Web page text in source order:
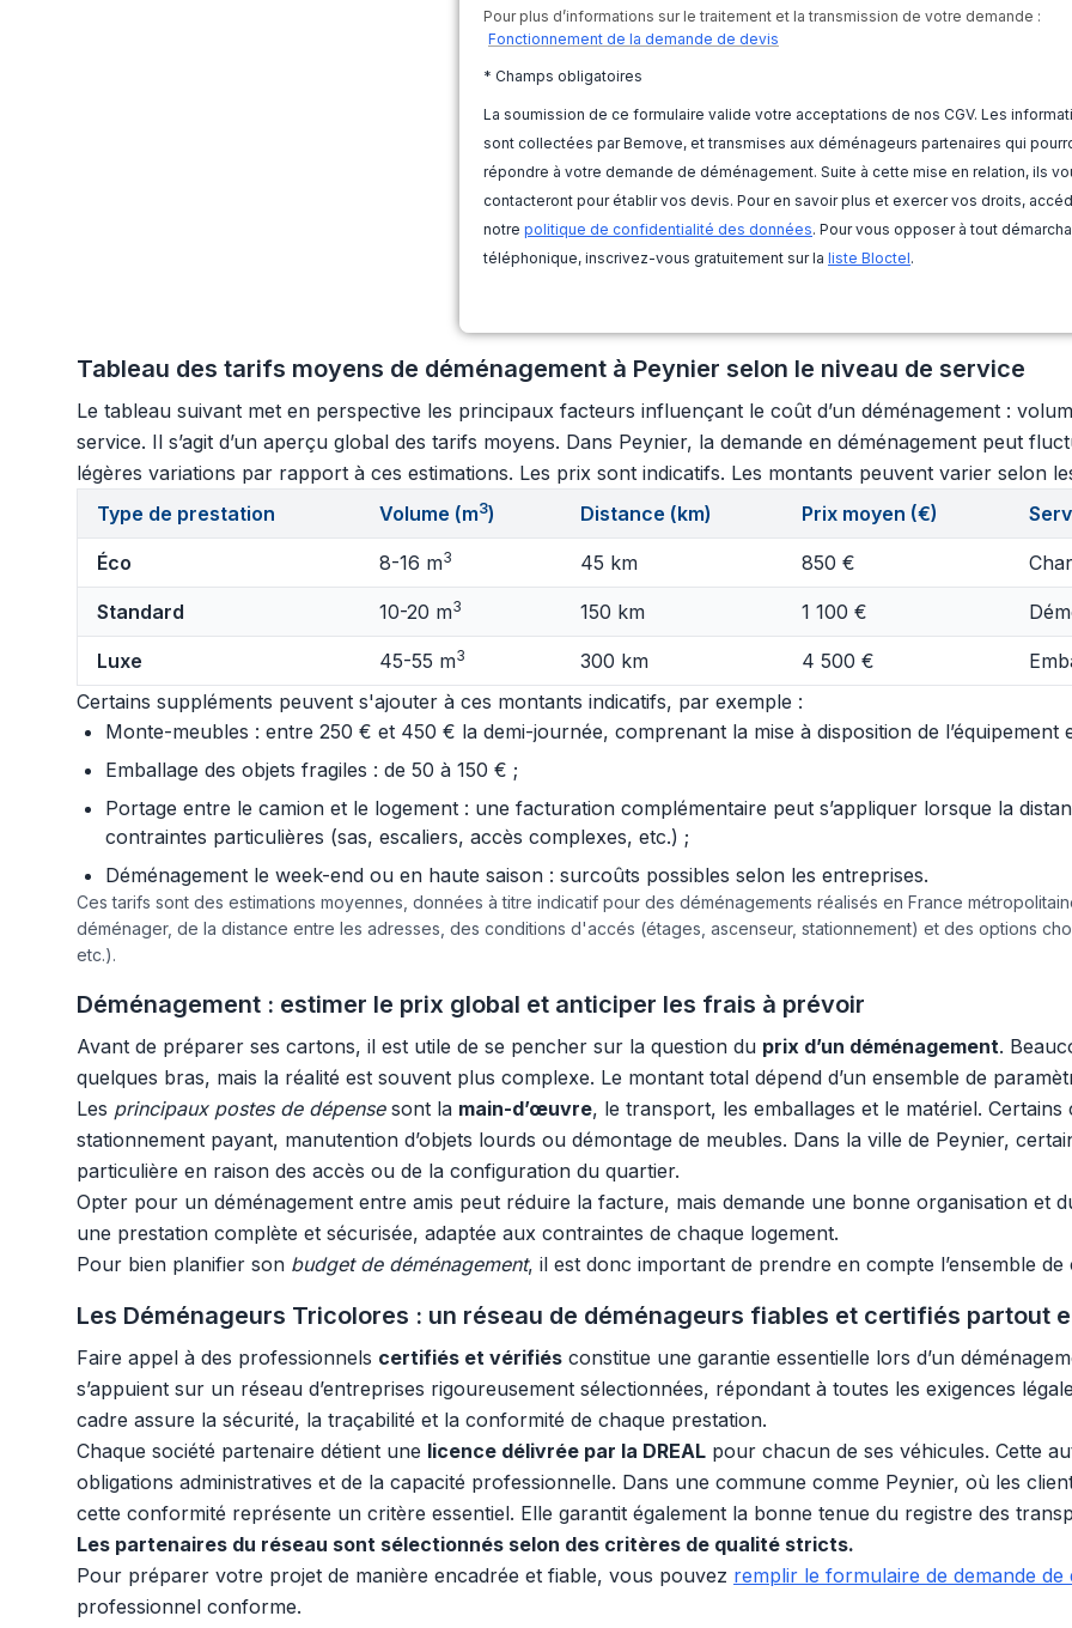
Pour plus d’informations sur le traitement et la transmission de votre demande :
Fonctionnement de la demande de devis
* Champs obligatoires
La soumission de ce formulaire valide votre acceptations de nos CGV. Les
sont collectées par Bemove, et transmises aux déménageurs partenaires qui
répondre à votre demande de déménagement. Suite à cette mise en relation, ils
contacteront pour établir vos devis. Pour en savoir plus et exercer vos droits,
notre politique de confidentialité des données. Pour vous opposer à tout
téléphonique, inscrivez-vous gratuitement sur la liste Bloctel.
Tableau des tarifs moyens de déménagement à Peynier selon le niveau de service
Le tableau suivant met en perspective les principaux facteurs influençant le coût d’un déménagement :
service. Il s’agit d’un aperçu global des tarifs moyens. Dans Peynier, la demande en déménagement peut
légères variations par rapport à ces estimations. Les prix sont indicatifs. Les montants peuvent varier selon
Type de prestation
Volume (m3) Distance (km) Prix moyen (€)
Éco 8-16 m3 45 km 850 €
Standard 10-20 m3 150 km 1 100 €
Luxe 45-55 m3 300 km 4 500 €
Certains suppléments peuvent s'ajouter à ces montants indicatifs, par exemple :
Monte-meubles : entre 250 € et 450 € la demi-journée, comprenant la mise à disposition de l’équipement
Emballage des objets fragiles : de 50 à 150 € ;
Portage entre le camion et le logement : une facturation complémentaire peut s’appliquer lorsque la
contraintes particulières (sas, escaliers, accès complexes, etc.) ;
Déménagement le week-end ou en haute saison : surcoûts possibles selon les entreprises.
Ces tarifs sont des estimations moyennes, données à titre indicatif pour des déménagements réalisés en France
déménager, de la distance entre les adresses, des conditions d'accés (étages, ascenseur, stationnement) et des options
etc.).
Déménagement : estimer le prix global et anticiper les frais à prévoir
Avant de préparer ses cartons, il est utile de se pencher sur la question du prix d’un déménagement.
quelques bras, mais la réalité est souvent plus complexe. Le montant total dépend d’un ensemble de
Les principaux postes de dépensesont la main-d’œuvre, le transport, les emballages et le matériel.
stationnement payant, manutention d’objets lourds ou démontage de meubles. Dans la ville de Peynier,
particulière en raison des accès ou de la configuration du quartier.
Opter pour un déménagement entre amis peut réduire la facture, mais demande une bonne organisation et
une prestation complète et sécurisée, adaptée aux contraintes de chaque logement.
Pour bien planifier son budget de déménagement, il est donc important de prendre en compte l’ensemble
Les Déménageurs Tricolores : un réseau de déménageurs fiables et certifiés partout
Faire appel à des professionnels certifiés et vérifiés constitue une garantie essentielle lors d’un
s’appuient sur un réseau d’entreprises rigoureusement sélectionnées, répondant à toutes les exigences
cadre assure la sécurité, la traçabilité et la conformité de chaque prestation.
Chaque société partenaire détient une licence délivrée par la DREAL pour chacun de ses véhicules. Cette
obligations administratives et de la capacité professionnelle. Dans une commune comme Peynier, où les
cette conformité représente un critère essentiel. Elle garantit également la bonne tenue du registre des
Les partenaires du réseau sont sélectionnés selon des critères de qualité stricts.
Pour préparer votre projet de manière encadrée et fiable, vous pouvez remplir le formulaire de demande de
professionnel conforme.